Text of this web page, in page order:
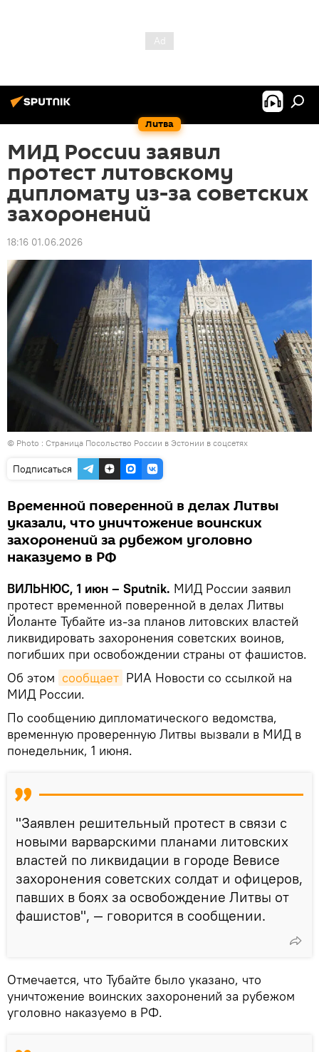
Литва
МИД России заявил
протест литовскому
дипломату из-за советских
захоронений
18:16 01.06.2026
© Photo : Страница Посольство России в Эстонии в соцсетях
Подписаться
Временной поверенной в делах Литвы
указали, что уничтожение воинских
захоронений за рубежом уголовно
наказуемо в РФ
ВИЛЬНЮС, 1 июн – Sputnik. МИД России заявил
протест временной поверенной в делах Литвы
Йоланте Тубайте из-за планов литовских властей
ликвидировать захоронения советских воинов,
погибших при освобождении страны от фашистов.
Об этом сообщает РИА Новости со ссылкой на
МИД России.
По сообщению дипломатического ведомства,
временную проверенную Литвы вызвали в МИД в
понедельник, 1 июня.
"Заявлен решительный протест в связи с
новыми варварскими планами литовских
властей по ликвидации в городе Вевисе
захоронения советских солдат и офицеров,
павших в боях за освобождение Литвы от
фашистов", — говорится в сообщении.
Отмечается, что Тубайте было указано, что
уничтожение воинских захоронений за рубежом
уголовно наказуемо в РФ.